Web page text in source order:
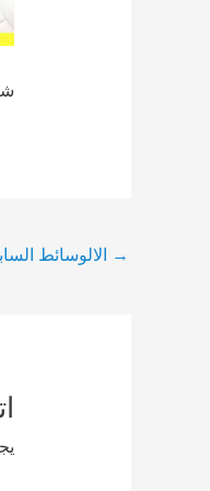
Post→ الالوسائط